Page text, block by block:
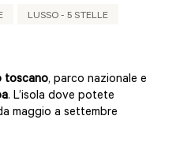
LUSSO - 5 STELLE
toscano, parco nazionale e
. L’isola dove potete
maggio a settembre